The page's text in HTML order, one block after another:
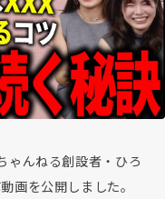
ゃんねる創設者・ひろ
画を公開しました。